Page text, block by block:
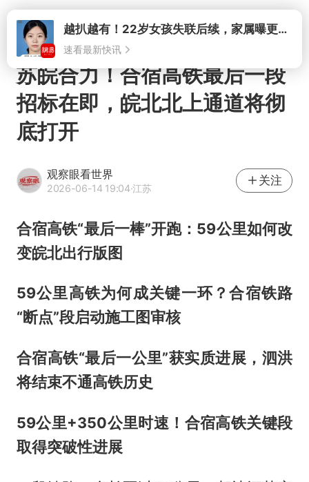
打开
苏皖合力！合宿高铁最后一段
招标在即，皖北北上通道将彻
底打开
观察眼看世界
2026-06-14 19:04·江苏
关注
合宿高铁“最后一棒”开跑：59公里如何改
变皖北出行版图
59公里高铁为何成关键一环？合宿铁路
“断点”段启动施工图审核
合宿高铁“最后一公里”获实质进展，泗洪
将结束不通高铁历史
59公里+350公里时速！合宿高铁关键段
取得突破性进展